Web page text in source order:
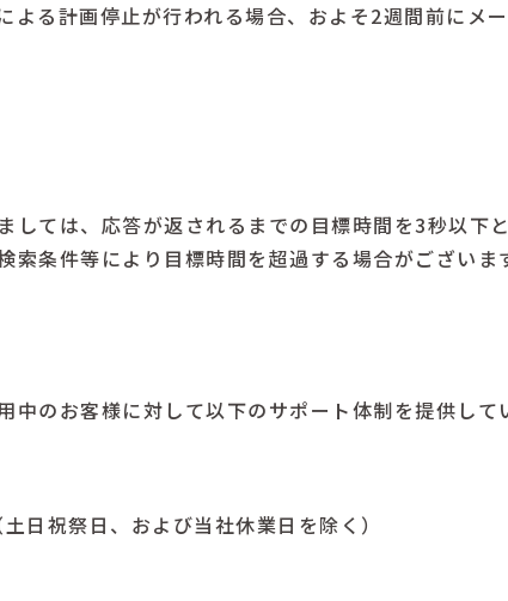
よる計画停止が行われる場合、およそ2週間前にメー
しては、応答が返されるまでの目標時間を3秒以下と
索条件等により目標時間を超過する場合がございま
中のお客様に対して以下のサポート体制を提供して
日祝祭日、および当社休業日を除く）